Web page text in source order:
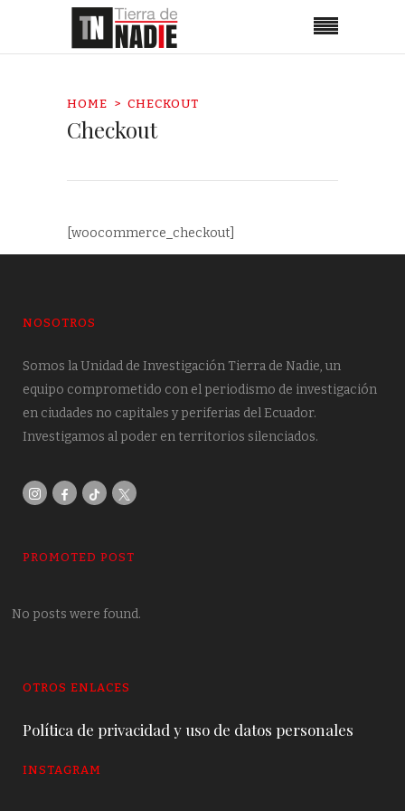
HOME CHECKOUT
Checkout
[woocommerce_checkout]
NOSOTROS
Somos la Unidad de Investigación Tierra de Nadie, un
equipo comprometido con el periodismo de investigación
en ciudades no capitales y periferias del Ecuador.
Investigamos al poder en territorios silenciados.
PROMOTED POST
No posts were found.
OTROS ENLACES
Política de privacidad y uso de datos personales
INSTAGRAM